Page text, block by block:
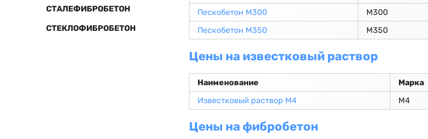
СТАЛЕФИБРОБЕТОН
СТЕКЛОФИБРОБЕТОН
Пескобетон М300
М300
Пескобетон М350
М350
Цены на известковый раствор
Наименование Марка
Известковый раствор М4
М4
Цены на фибробетон